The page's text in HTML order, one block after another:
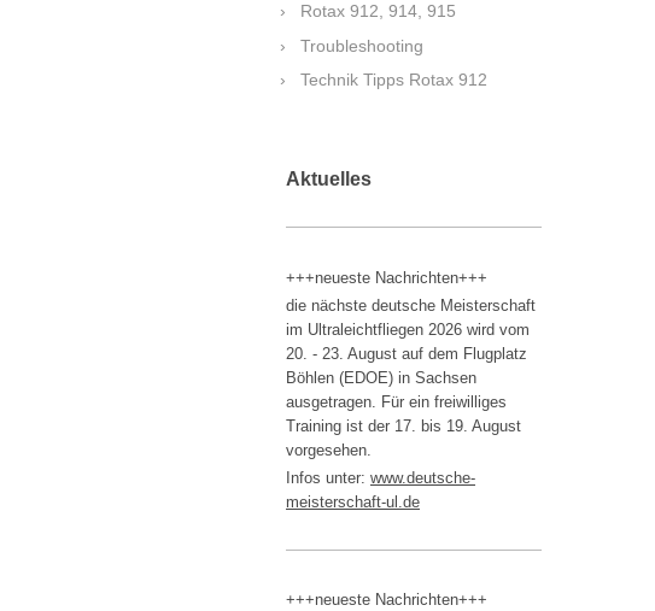
Rotax 912, 914, 915
Troubleshooting
Technik Tipps Rotax 912
Aktuelles
+++neueste Nachrichten+++
die nächste deutsche Meisterschaft
im Ultraleichtfliegen 2026 wird vom
20. - 23. August auf dem Flugplatz
Böhlen (EDOE) in Sachsen
ausgetragen. Für ein freiwilliges
Training ist der 17. bis 19. August
vorgesehen.
Infos unter: www.deutsche-
meisterschaft-ul.de
+++neueste Nachrichten+++